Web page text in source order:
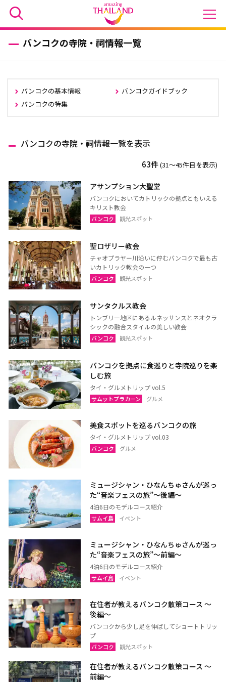
バンコクの寺院・祠情報一覧
バンコクの基本情報
バンコクガイドブック
バンコクの特集
バンコクの寺院・祠情報一覧を表示
63件(31〜45件目を表示)
アサンプション大聖堂
バンコクにおいてカトリックの拠点ともいえる
キリスト教会
バンコク 観光スポット
聖ロザリー教会
チャオプラヤー川沿いに佇むバンコクで最も古
いカトリック教会の一つ
バンコク 観光スポット
サンタクルス教会
トンブリー地区にあるルネッサンスとネオクラ
シックの融合スタイルの美しい教会
バンコク 観光スポット
バンコクを拠点に食巡りと寺院巡りを楽
しむ旅
タイ・グルメトリップ vol.5
サムットプラカーン グルメ
美食スポットを巡るバンコクの旅
タイ・グルメトリップ vol.03
バンコク グルメ
ミュージシャン・ひなんちゅさんが巡っ
た“音楽フェスの旅”〜後編〜
4泊6日のモデルコース紹介
サムイ島 イベント
ミュージシャン・ひなんちゅさんが巡っ
た“音楽フェスの旅”〜前編〜
4泊6日のモデルコース紹介
サムイ島 イベント
在住者が教えるバンコク散策コース 〜
後編〜
バンコクから少し足を伸ばしてショートトリッ
プ
バンコク 観光スポット
在住者が教えるバンコク散策コース 〜
前編〜